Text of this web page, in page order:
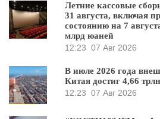
Летние кассовые
31 августа, включая
состоянию на 7
млрд юаней
12:23 07 Авг 2026
В июле 2026 года
Китая достиг 4,66
12:23 07 Авг 2026